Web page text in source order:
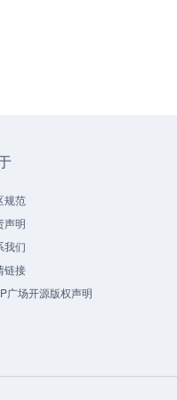
规范
声明
我们
链接
广场开源版权声明